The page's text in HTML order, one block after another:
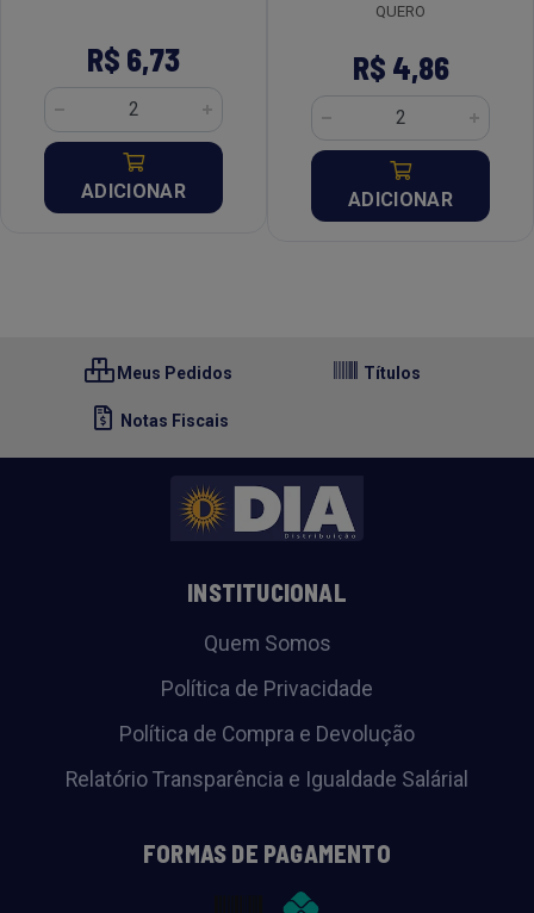
R$ 6,73
ADICIONAR
QUERO
R$ 4,86
ADICIONAR
Meus Pedidos Títulos
Notas Fiscais
INSTITUCIONAL
Quem Somos
Política de Privacidade
Política de Compra e Devolução
Relatório Transparência e Igualdade Salárial
FORMAS DE PAGAMENTO